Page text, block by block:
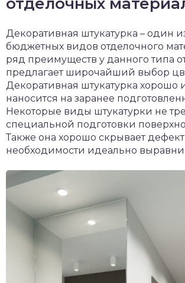
Декоративная штукатурка – один
бюджетных видов отделочного
ряд преимуществ у данного типа
предлагает широчайший выбор
Декоративная штукатурка хорошо
наносится на заранее
Некоторые виды штукатурки не
специальной подготовки
Также она хорошо скрывает
необходимости идеально